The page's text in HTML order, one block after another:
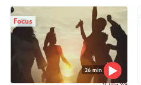
26 min
Focus